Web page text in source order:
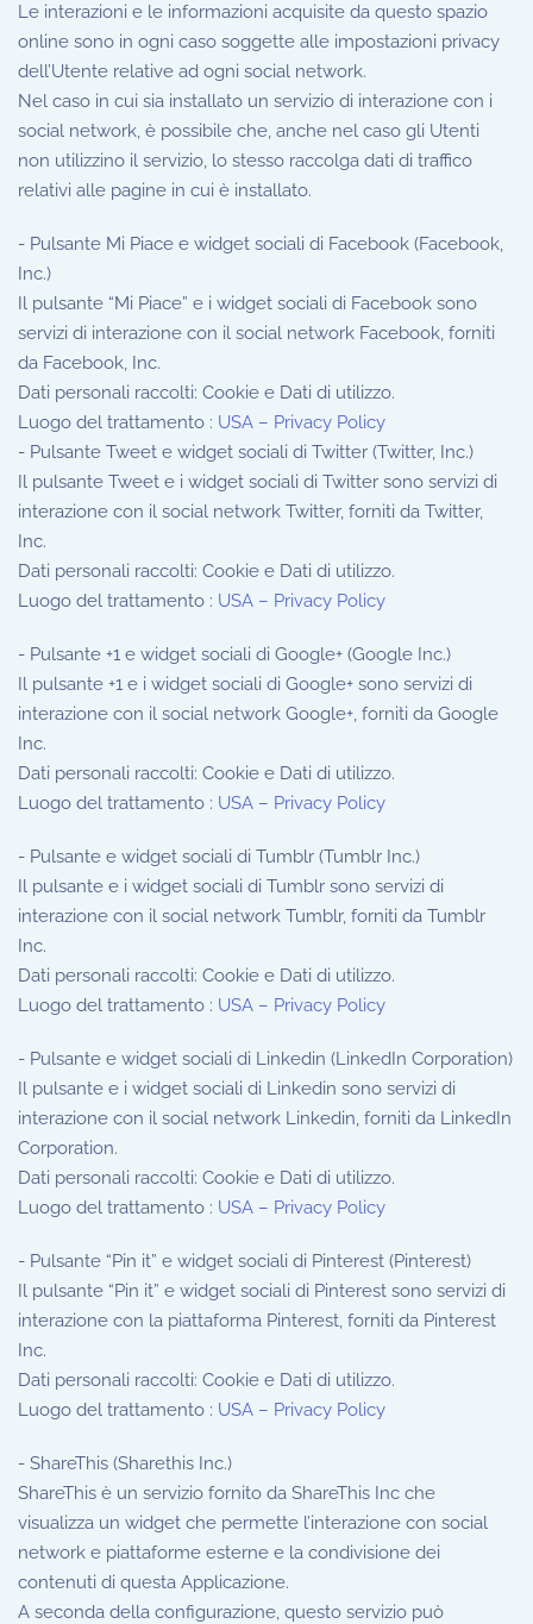
Le interazioni e le informazioni acquisite da questo spazio
online sono in ogni caso soggette alle impostazioni privacy
dell’Utente relative ad ogni social network.
Nel caso in cui sia installato un servizio di interazione con i
social network, è possibile che, anche nel caso gli Utenti
non utilizzino il servizio, lo stesso raccolga dati di traffico
relativi alle pagine in cui è installato.
- Pulsante Mi Piace e widget sociali di Facebook (Facebook,
Inc.)
Il pulsante “Mi Piace” e i widget sociali di Facebook sono
servizi di interazione con il social network Facebook, forniti
da Facebook, Inc.
Dati personali raccolti: Cookie e Dati di utilizzo.
Luogo del trattamento : USA – Privacy Policy
- Pulsante Tweet e widget sociali di Twitter (Twitter, Inc.)
Il pulsante Tweet e i widget sociali di Twitter sono servizi di
interazione con il social network Twitter, forniti da Twitter,
Inc.
Dati personali raccolti: Cookie e Dati di utilizzo.
Luogo del trattamento : USA – Privacy Policy
- Pulsante +1 e widget sociali di Google+ (Google Inc.)
Il pulsante +1 e i widget sociali di Google+ sono servizi di
interazione con il social network Google+, forniti da Google
Inc.
Dati personali raccolti: Cookie e Dati di utilizzo.
Luogo del trattamento : USA – Privacy Policy
- Pulsante e widget sociali di Tumblr (Tumblr Inc.)
Il pulsante e i widget sociali di Tumblr sono servizi di
interazione con il social network Tumblr, forniti da Tumblr
Inc.
Dati personali raccolti: Cookie e Dati di utilizzo.
Luogo del trattamento : USA – Privacy Policy
- Pulsante e widget sociali di Linkedin (LinkedIn Corporation)
Il pulsante e i widget sociali di Linkedin sono servizi di
interazione con il social network Linkedin, forniti da LinkedIn
Corporation.
Dati personali raccolti: Cookie e Dati di utilizzo.
Luogo del trattamento : USA – Privacy Policy
- Pulsante “Pin it” e widget sociali di Pinterest (Pinterest)
Il pulsante “Pin it” e widget sociali di Pinterest sono servizi di
interazione con la piattaforma Pinterest, forniti da Pinterest
Inc.
Dati personali raccolti: Cookie e Dati di utilizzo.
Luogo del trattamento : USA – Privacy Policy
- ShareThis (Sharethis Inc.)
ShareThis è un servizio fornito da ShareThis Inc che
visualizza un widget che permette l’interazione con social
network e piattaforme esterne e la condivisione dei
contenuti di questa Applicazione.
A seconda della configurazione, questo servizio può